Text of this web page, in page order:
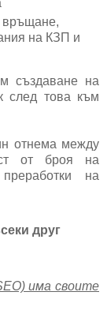
връщане,
на КЗП и
създаване на
след това към
отнема между
от броя на
на
друг
има своите